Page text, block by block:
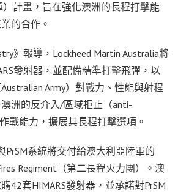
）計畫，旨在強化澳洲的長程打擊能
的合作。
》報導，Lockheed Martin Australia將
發射器，並配備精準打擊飛彈，以
Army）對戰力、性能與射程
洲的反介入/區域拒止（anti-
戰能力，擴展其長程打擊選項。
PrSM系統將交付給澳大利亞陸軍的
Regiment（第二長程火力團）。澳
42套HIMARS發射器，並承諾對PrSM